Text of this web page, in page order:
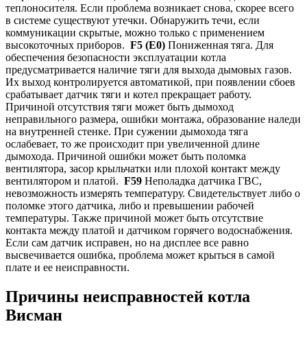
теплоносителя. Если проблема возникает снова, скорее всего
в системе существуют утечки. Обнаружить течи, если
коммуникации скрытые, можно только с применением
высокоточных приборов. F5 (E0) Пониженная тяга. Для
обеспечения безопасности эксплуатации котла
предусматривается наличие тяги для выхода дымовых газов.
Их выход контролируется автоматикой, при появлении сбоев
срабатывает датчик тяги и котел прекращает работу.
Причиной отсутствия тяги может быть дымоход
неправильного размера, ошибки монтажа, образование наледи
на внутренней стенке. При сужении дымохода тяга
ослабевает, то же происходит при увеличенной длине
дымохода. Причиной ошибки может быть поломка
вентилятора, засор крыльчатки или плохой контакт между
вентилятором и платой. F59 Неполадка датчика ГВС,
невозможность измерять температуру. Свидетельствует либо о
поломке этого датчика, либо и превышении рабочей
температуры. Также причиной может быть отсутствие
контакта между платой и датчиком горячего водоснабжения.
Если сам датчик исправен, но на дисплее все равно
высвечивается ошибка, проблема может крыться в самой
плате и ее неисправности.
Причины неисправностей котла
Висман